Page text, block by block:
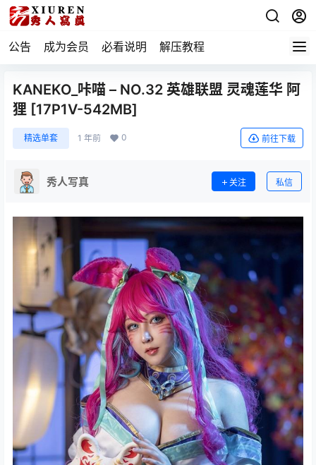
公告 成为会员 必看说明 解压教程
KANEKO_咔喵 – NO.32 英雄联盟 灵魂莲华 阿
狸 [17P1V-542MB]
精选单套 1 年前 0 前往下载
秀人写真 关注 私信